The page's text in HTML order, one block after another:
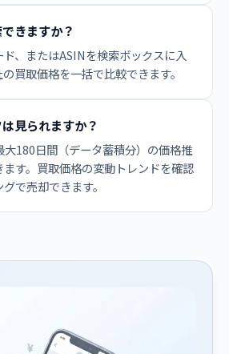
きますか？
、またはASINを検索ボックスに入
買取価格を一括で比較できます。
見られますか？
大180日間（データ蓄積分）の価格推
す。買取価格の変動トレンドを確認
で売却できます。